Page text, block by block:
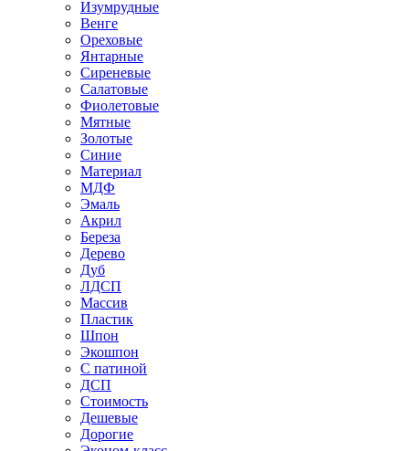
Изумрудные
Венге
Ореховые
Янтарные
Сиреневые
Салатовые
Фиолетовые
Мятные
Золотые
Синие
Материал
МДФ
Эмаль
Акрил
Береза
Дерево
Дуб
ЛДСП
Массив
Пластик
Шпон
Экошпон
С патиной
ДСП
Стоимость
Дешевые
Дорогие